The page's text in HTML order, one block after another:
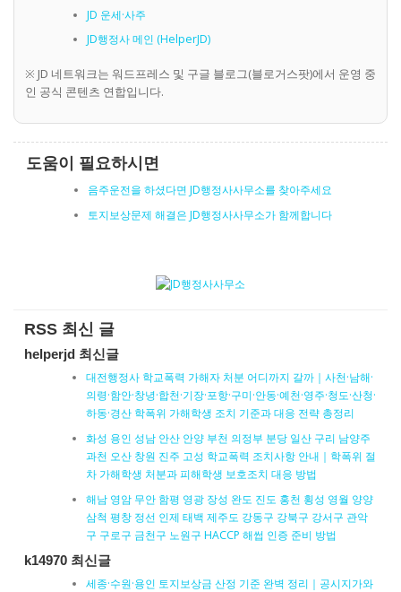
JD 운세·사주
JD행정사 메인 (HelperJD)
※ JD 네트워크는 워드프레스 및 구글 블로그(블로거스팟)에서 운영 중
인 공식 콘텐츠 연합입니다.
도움이 필요하시면
음주운전을 하셨다면 JD행정사사무소를 찾아주세요
토지보상문제 해결은 JD행정사사무소가 함께합니다
RSS 최신 글
helperjd 최신글
대전행정사 학교폭력 가해자 처분 어디까지 갈까｜사천·남해·
의령·함안·창녕·합천·기장·포항·구미·안동·예천·영주·청도·산청·
하동·경산 학폭위 가해학생 조치 기준과 대응 전략 총정리
화성 용인 성남 안산 안양 부천 의정부 분당 일산 구리 남양주
과천 오산 창원 진주 고성 학교폭력 조치사항 안내｜학폭위 절
차 가해학생 처분과 피해학생 보호조치 대응 방법
해남 영암 무안 함평 영광 장성 완도 진도 홍천 횡성 영월 양양
삼척 평창 정선 인제 태백 제주도 강동구 강북구 강서구 관악
구 구로구 금천구 노원구 HACCP 해썹 인증 준비 방법
k14970 최신글
세종·수원·용인 토지보상금 산정 기준 완벽 정리｜공시지가와